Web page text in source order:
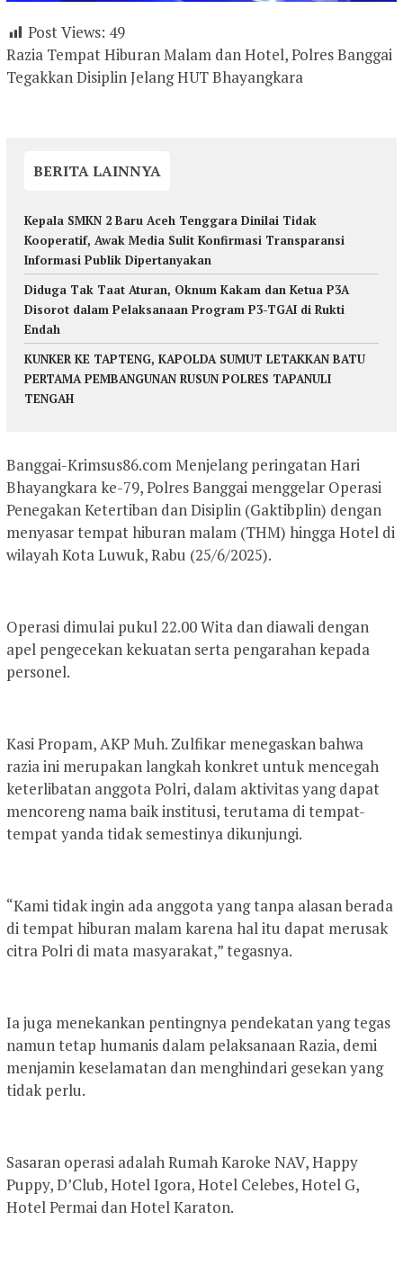
Post Views: 49
Razia Tempat Hiburan Malam dan Hotel, Polres Banggai
Tegakkan Disiplin Jelang HUT Bhayangkara
BERITA LAINNYA
Kepala SMKN 2 Baru Aceh Tenggara Dinilai Tidak
Kooperatif, Awak Media Sulit Konfirmasi Transparansi
Informasi Publik Dipertanyakan
Diduga Tak Taat Aturan, Oknum Kakam dan Ketua P3A
Disorot dalam Pelaksanaan Program P3-TGAI di Rukti
Endah
KUNKER KE TAPTENG, KAPOLDA SUMUT LETAKKAN BATU
PERTAMA PEMBANGUNAN RUSUN POLRES TAPANULI
TENGAH
Banggai-Krimsus86.com Menjelang peringatan Hari
Bhayangkara ke-79, Polres Banggai menggelar Operasi
Penegakan Ketertiban dan Disiplin (Gaktibplin) dengan
menyasar tempat hiburan malam (THM) hingga Hotel di
wilayah Kota Luwuk, Rabu (25/6/2025).
Operasi dimulai pukul 22.00 Wita dan diawali dengan
apel pengecekan kekuatan serta pengarahan kepada
personel.
Kasi Propam, AKP Muh. Zulfikar menegaskan bahwa
razia ini merupakan langkah konkret untuk mencegah
keterlibatan anggota Polri, dalam aktivitas yang dapat
mencoreng nama baik institusi, terutama di tempat-
tempat yanda tidak semestinya dikunjungi.
“Kami tidak ingin ada anggota yang tanpa alasan berada
di tempat hiburan malam karena hal itu dapat merusak
citra Polri di mata masyarakat,” tegasnya.
Ia juga menekankan pentingnya pendekatan yang tegas
namun tetap humanis dalam pelaksanaan Razia, demi
menjamin keselamatan dan menghindari gesekan yang
tidak perlu.
Sasaran operasi adalah Rumah Karoke NAV, Happy
Puppy, D’Club, Hotel Igora, Hotel Celebes, Hotel G,
Hotel Permai dan Hotel Karaton.